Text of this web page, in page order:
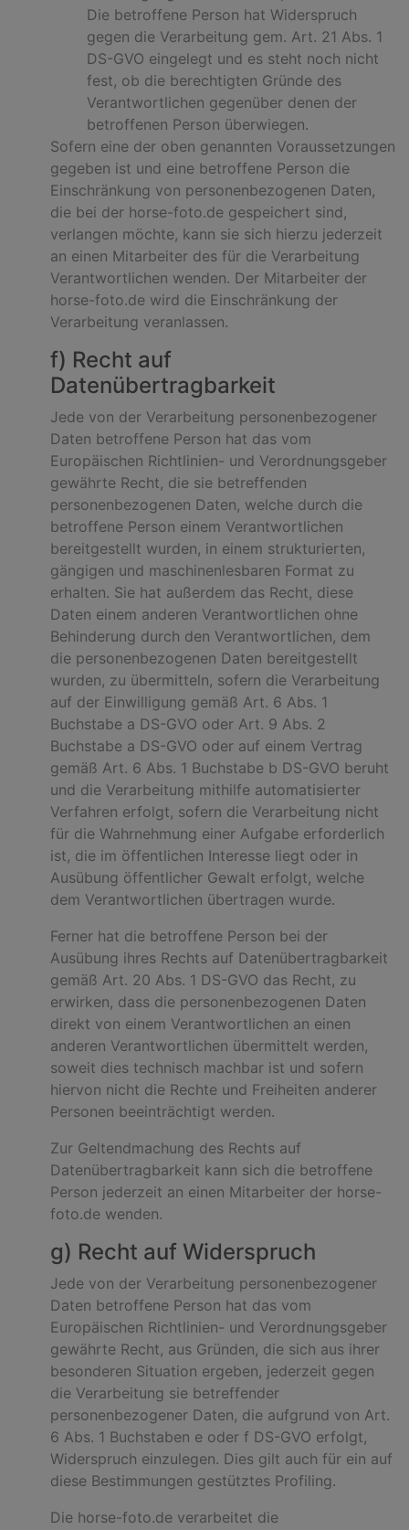
Die betroffene Person hat Widerspruch
gegen die Verarbeitung gem. Art. 21 Abs. 1
DS-GVO eingelegt und es steht noch nicht
fest, ob die berechtigten Gründe des
Verantwortlichen gegenüber denen der
betroffenen Person überwiegen.
Sofern eine der oben genannten Voraussetzungen
gegeben ist und eine betroffene Person die
Einschränkung von personenbezogenen Daten,
die bei der horse-foto.de gespeichert sind,
verlangen möchte, kann sie sich hierzu jederzeit
an einen Mitarbeiter des für die Verarbeitung
Verantwortlichen wenden. Der Mitarbeiter der
horse-foto.de wird die Einschränkung der
Verarbeitung veranlassen.
f) Recht auf
Datenübertragbarkeit
Jede von der Verarbeitung personenbezogener
Daten betroffene Person hat das vom
Europäischen Richtlinien- und Verordnungsgeber
gewährte Recht, die sie betreffenden
personenbezogenen Daten, welche durch die
betroffene Person einem Verantwortlichen
bereitgestellt wurden, in einem strukturierten,
gängigen und maschinenlesbaren Format zu
erhalten. Sie hat außerdem das Recht, diese
Daten einem anderen Verantwortlichen ohne
Behinderung durch den Verantwortlichen, dem
die personenbezogenen Daten bereitgestellt
wurden, zu übermitteln, sofern die Verarbeitung
auf der Einwilligung gemäß Art. 6 Abs. 1
Buchstabe a DS-GVO oder Art. 9 Abs. 2
Buchstabe a DS-GVO oder auf einem Vertrag
gemäß Art. 6 Abs. 1 Buchstabe b DS-GVO beruht
und die Verarbeitung mithilfe automatisierter
Verfahren erfolgt, sofern die Verarbeitung nicht
für die Wahrnehmung einer Aufgabe erforderlich
ist, die im öffentlichen Interesse liegt oder in
Ausübung öffentlicher Gewalt erfolgt, welche
dem Verantwortlichen übertragen wurde.
Ferner hat die betroffene Person bei der
Ausübung ihres Rechts auf Datenübertragbarkeit
gemäß Art. 20 Abs. 1 DS-GVO das Recht, zu
erwirken, dass die personenbezogenen Daten
direkt von einem Verantwortlichen an einen
anderen Verantwortlichen übermittelt werden,
soweit dies technisch machbar ist und sofern
hiervon nicht die Rechte und Freiheiten anderer
Personen beeinträchtigt werden.
Zur Geltendmachung des Rechts auf
Datenübertragbarkeit kann sich die betroffene
Person jederzeit an einen Mitarbeiter der horse-
foto.de wenden.
g) Recht auf Widerspruch
Jede von der Verarbeitung personenbezogener
Daten betroffene Person hat das vom
Europäischen Richtlinien- und Verordnungsgeber
gewährte Recht, aus Gründen, die sich aus ihrer
besonderen Situation ergeben, jederzeit gegen
die Verarbeitung sie betreffender
personenbezogener Daten, die aufgrund von Art.
6 Abs. 1 Buchstaben e oder f DS-GVO erfolgt,
Widerspruch einzulegen. Dies gilt auch für ein auf
diese Bestimmungen gestütztes Profiling.
Die horse-foto.de verarbeitet die